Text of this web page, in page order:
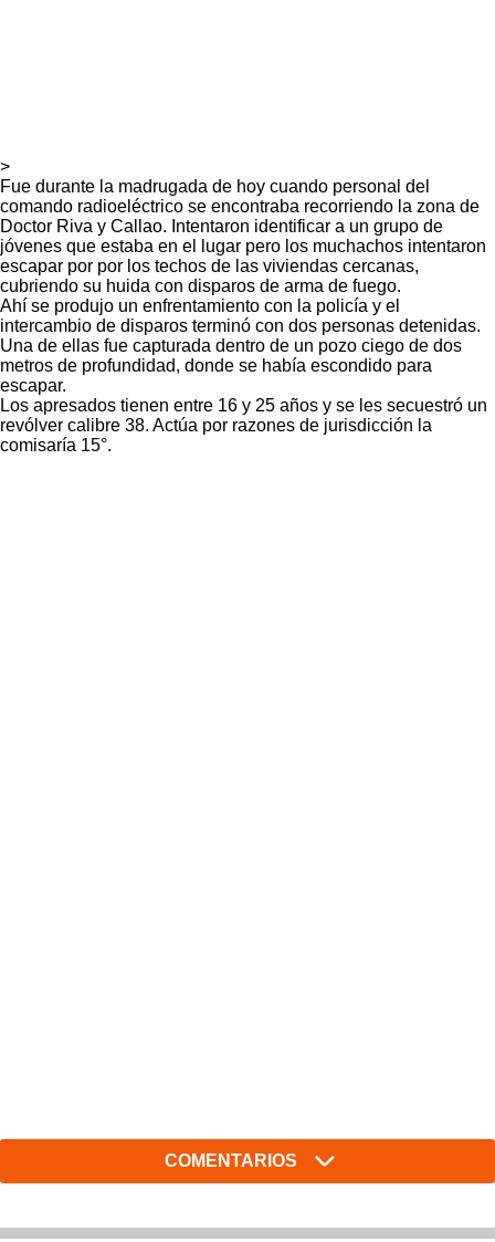
>
Fue durante la madrugada de hoy cuando personal del
comando radioeléctrico se encontraba recorriendo la zona de
Doctor Riva y Callao. Intentaron identificar a un grupo de
jóvenes que estaba en el lugar pero los muchachos intentaron
escapar por por los techos de las viviendas cercanas,
cubriendo su huida con disparos de arma de fuego.
Ahí se produjo un enfrentamiento con la policía y el
intercambio de disparos terminó con dos personas detenidas.
Una de ellas fue capturada dentro de un pozo ciego de dos
metros de profundidad, donde se había escondido para
escapar.
Los apresados tienen entre 16 y 25 años y se les secuestró un
revólver calibre 38. Actúa por razones de jurisdicción la
comisaría 15°.
COMENTARIOS